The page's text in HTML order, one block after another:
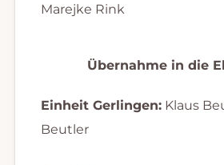
Marejke Rink
Übernahme in die
Einheit Gerlingen:Klaus
Beutler